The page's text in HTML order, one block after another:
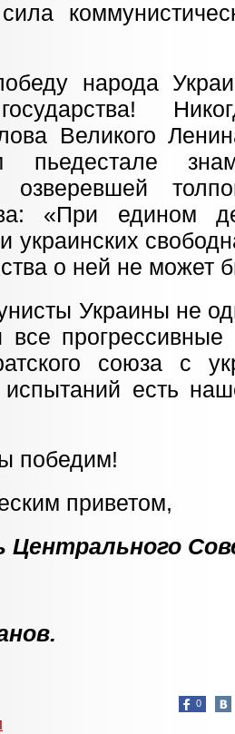
народа
государства!
Великого
пьедестале
озверевшей
«При едином
украинских
о ней не может
Украины не
прогрессивные
союза с
испытаний есть
победим!
приветом,
Центрального
0